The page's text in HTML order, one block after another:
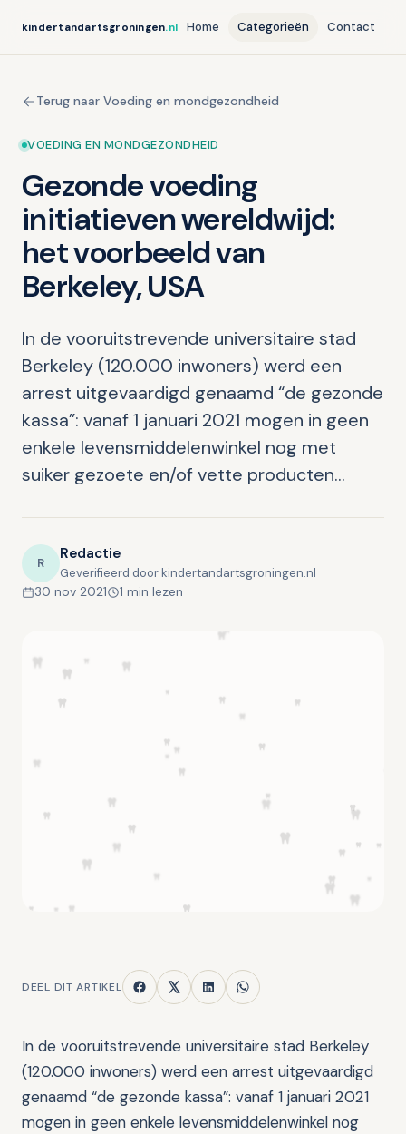
kindertandartsgroningen.nl Home Categorieën Contact
Terug naar Voeding en mondgezondheid
VOEDING EN MONDGEZONDHEID
Gezonde voeding
initiatieven wereldwijd:
het voorbeeld van
Berkeley, USA
In de vooruitstrevende universitaire stad
Berkeley (120.000 inwoners) werd een
arrest uitgevaardigd genaamd “de gezonde
kassa”: vanaf 1 januari 2021 mogen in geen
enkele levensmiddelenwinkel nog met
suiker gezoete en/of vette producten…
R Redactie
Geverifieerd door kindertandartsgroningen.nl
30 nov 2021 1 min lezen
DEEL DIT ARTIKEL
In de vooruitstrevende universitaire stad Berkeley
(120.000 inwoners) werd een arrest uitgevaardigd
genaamd “de gezonde kassa”: vanaf 1 januari 2021
mogen in geen enkele levensmiddelenwinkel nog